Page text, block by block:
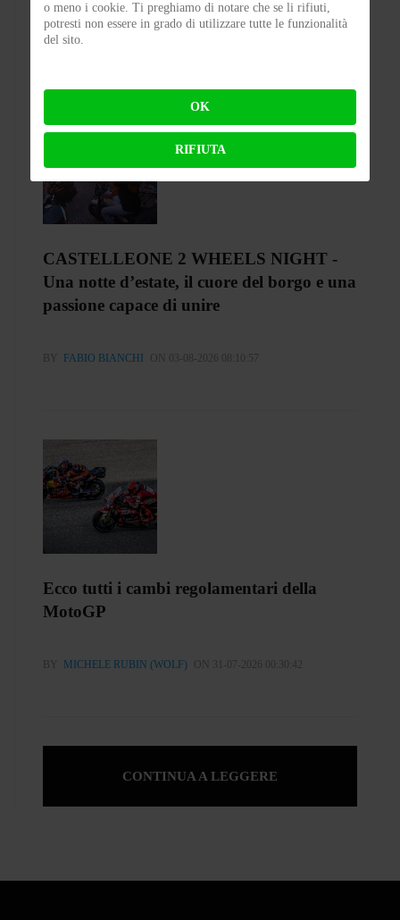
BY FLAP ON 03-08-2026 23:00:27
CASTELLEONE 2 WHEELS NIGHT -
Una notte d’estate, il cuore del borgo e una
passione capace di unire
BY FABIO BIANCHI ON 03-08-2026 08:10:57
Ecco tutti i cambi regolamentari della
MotoGP
BY MICHELE RUBIN (WOLF) ON 31-07-2026 00:30:42
CONTINUA A LEGGERE
o meno i cookie. Ti preghiamo di notare che se li rifiuti,
potresti non essere in grado di utilizzare tutte le funzionalità
del sito.
OK
RIFIUTA